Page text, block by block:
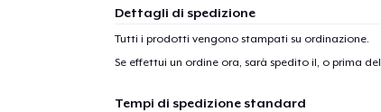
Dettagli di spedizione
Tutti i prodotti vengono stampati su ordinazione.
Se effettui un ordine ora, sarà spedito il, o prima del
Tempi di spedizione standard